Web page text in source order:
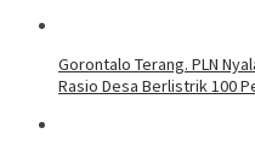
Gorontalo Terang. PLN
Rasio Desa Berlistrik 100